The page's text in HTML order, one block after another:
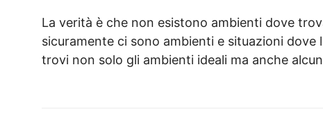
La verità è che non esistono ambienti dove
sicuramente ci sono ambienti e situazioni dove
trovi non solo gli ambienti ideali ma anche